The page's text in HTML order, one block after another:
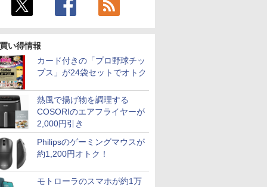
い得情報
カード付きの「プロ野球チッ
プス」が24袋セットでオトク
熱風で揚げ物を調理する
COSORIのエアフライヤーが
2,000円引き
Philipsのゲーミングマウスが
約1,200円オトク！
モトローラのスマホが約1万